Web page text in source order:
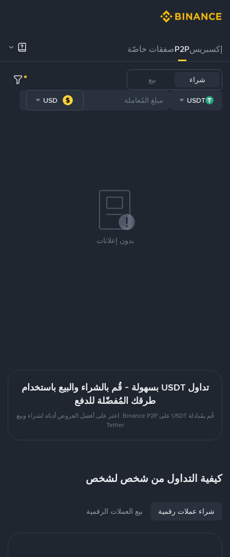
إكسبريسP2Pصفقات خاصّة
شراء بيع
USDT
USD
بدون إعلانات
تداول USDT بسهولة - قُم بالشراء والبيع باستخدام
طرقك المُفضّلة للدفع
قُم بمُبادلة USDT على Binance P2P. اعثر على أفضل العروض أدناه لشراء وبيع
Tether
كيفية التداول من شخص لشخص
شراء عملات رقمية بيع العملات الرقمية